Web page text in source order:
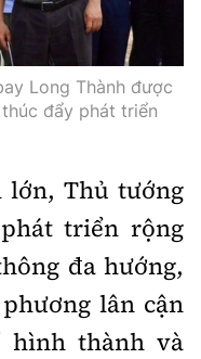
Long Thành được
đẩy phát triển
Thủ tướng
triển rộng
đa hướng,
lân cận
hình thành và